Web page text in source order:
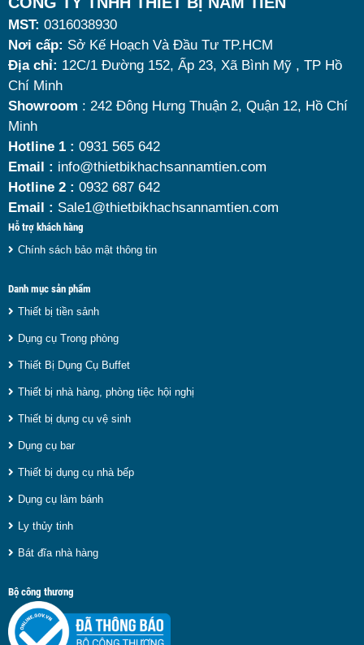
đâu là loại phù hợp nhất? Nên chọn nồi hâm buffet
dùng điện hay dùng cồn? Cùng tìm hiểu những tiêu
chí quan trọng giúp bạn chọn được mẫu
nóng thức ăn 9 lítchất lượng, bền đẹp và tối ưu chi
phí nhất hiện nay.
MST: 0316038930
Nơi cấp: Sở Kế Hoạch Và Đầu Tư TP.HCM
Địa chỉ: 12C/1 Đường 152, Ấp 23, Xã Bình Mỹ , TP Hồ
Chí Minh
Showroom : 242 Đông Hưng Thuận 2, Quận 12, Hồ Chí
Minh
Hotline 1 : 0931 565 642
Email : info@thietbikhachsannamtien.com
Hotline 2 : 0932 687 642
Email : Sale1@thietbikhachsannamtien.com
Hỗ trợ khách hàng
Chính sách bảo mật thông tin
Danh mục sản phẩm
Thiết bị tiền sảnh
Dụng cụ Trong phòng
Thiết Bị Dụng Cụ Buffet
Thiết bị nhà hàng, phòng tiệc hội nghị
Thiết bị dụng cụ vệ sinh
Dụng cụ bar
Thiết bị dụng cụ nhà bếp
Dụng cụ làm bánh
Ly thủy tinh
Bát đĩa nhà hàng
Bộ công thương